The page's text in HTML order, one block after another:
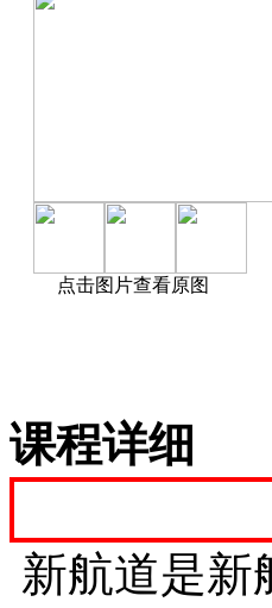
点击图片查看原图
课程详细
新航道是新